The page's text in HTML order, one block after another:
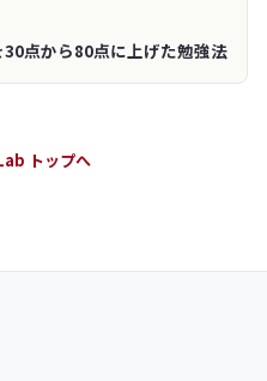
点から80点に上げた勉強法
トップへ